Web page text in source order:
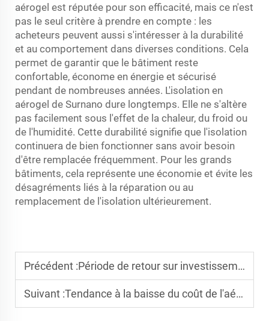
aérogel est réputée pour son efficacité, mais ce n'est
pas le seul critère à prendre en compte : les
acheteurs peuvent aussi s'intéresser à la durabilité
et au comportement dans diverses conditions. Cela
permet de garantir que le bâtiment reste
confortable, économe en énergie et sécurisé
pendant de nombreuses années. L'isolation en
aérogel de Surnano dure longtemps. Elle ne s'altère
pas facilement sous l'effet de la chaleur, du froid ou
de l'humidité. Cette durabilité signifie que l'isolation
continuera de bien fonctionner sans avoir besoin
d'être remplacée fréquemment. Pour les grands
bâtiments, cela représente une économie et évite les
désagréments liés à la réparation ou au
remplacement de l'isolation ultérieurement.
Précédent :Période de retour sur investissement de l'isolation des bâtiments par aérogel : Quel est son bénéfice en matière d'économie d'énergie ?
Suivant :Tendance à la baisse du coût de l'aérogel en 2025 : une augmentation des ventes sur le marché civil entraînera-t-elle des prix plus abordables ?